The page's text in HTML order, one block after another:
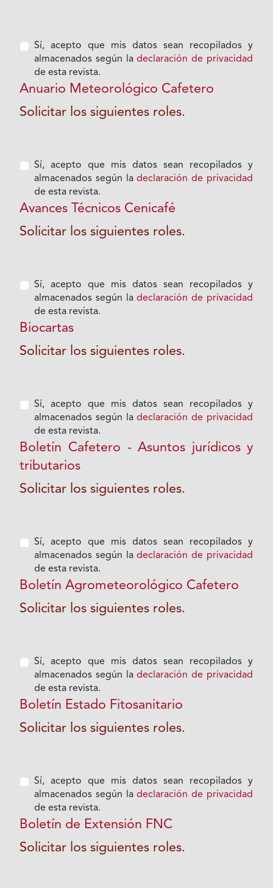
Sí, acepto que mis datos sean recopilados y
almacenados según ladeclaración de privacidad
de esta revista.
Anuario Meteorológico Cafetero
Solicitar los siguientes roles.
Sí, acepto que mis datos sean recopilados y
almacenados según ladeclaración de privacidad
de esta revista.
Avances Técnicos Cenicafé
Solicitar los siguientes roles.
Sí, acepto que mis datos sean recopilados y
almacenados según ladeclaración de privacidad
de esta revista.
Biocartas
Solicitar los siguientes roles.
Sí, acepto que mis datos sean recopilados y
almacenados según ladeclaración de privacidad
de esta revista.
Boletín Cafetero - Asuntos jurídicos y
tributarios
Solicitar los siguientes roles.
Sí, acepto que mis datos sean recopilados y
almacenados según ladeclaración de privacidad
de esta revista.
Boletín Agrometeorológico Cafetero
Solicitar los siguientes roles.
Sí, acepto que mis datos sean recopilados y
almacenados según ladeclaración de privacidad
de esta revista.
Boletín Estado Fitosanitario
Solicitar los siguientes roles.
Sí, acepto que mis datos sean recopilados y
almacenados según ladeclaración de privacidad
de esta revista.
Boletín de Extensión FNC
Solicitar los siguientes roles.